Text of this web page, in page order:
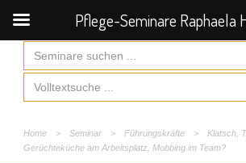
Search
for:
Search
for:
Home > Seminar > Führungskräfte >
Klatsch,
Gerüchteküche am Arbeitsplatz, Mobbing im Team?
Pflege-Seminare Raphaela